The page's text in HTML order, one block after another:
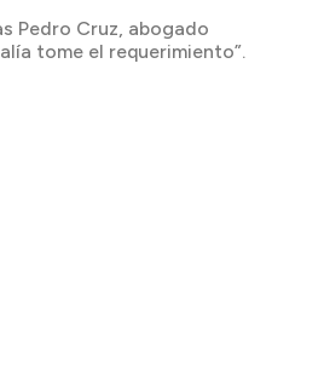
Pedro Cruz, abogado
tome el requerimiento”.